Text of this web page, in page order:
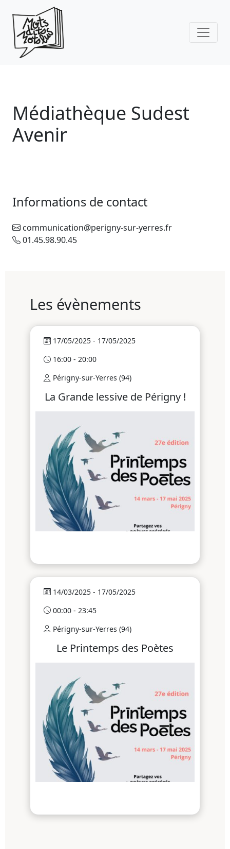
Skip to main content
Médiathèque Sudest
Avenir
Informations de contact
communication@perigny-sur-yerres.fr
01.45.98.90.45
Les évènements
17/05/2025 - 17/05/2025
16:00 - 20:00
Périgny-sur-Yerres (94)
La Grande lessive de Périgny !
14/03/2025 - 17/05/2025
00:00 - 23:45
Périgny-sur-Yerres (94)
Le Printemps des Poètes